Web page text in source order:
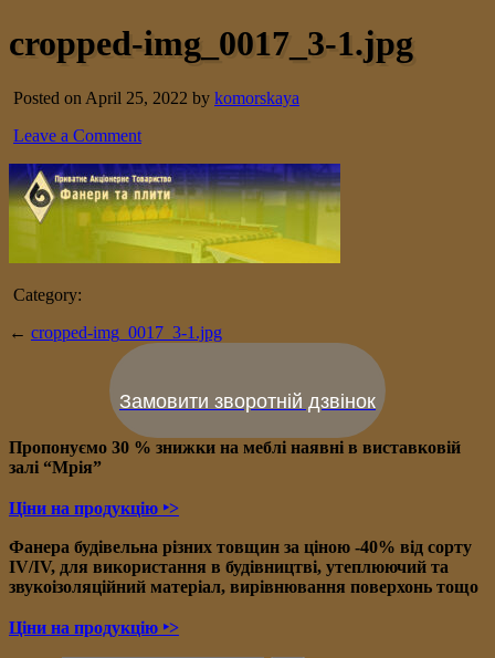
cropped-img_0017_3-1.jpg
Posted on April 25, 2022 by komorskaya
Leave a Comment
Category:
← cropped-img_0017_3-1.jpg
Замовити зворотній дзвінок
Пропонуємо 30 % знижки на меблі наявні в виставковій
залі “Мрія”
Ціни на продукцію ‣>
Фанера будівельна різних товщин за ціною -40% від сорту
IV/IV, для використання в будівництві, утеплюючий та
звукоізоляційний матеріал, вирівнювання поверхонь тощо
Ціни на продукцію ‣>